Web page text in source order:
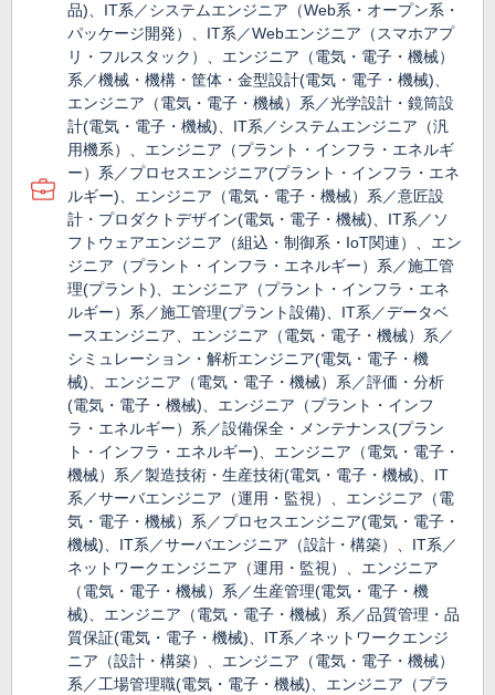
品)、IT系／システムエンジニア（Web系・オープン系・
パッケージ開発）、IT系／Webエンジニア（スマホアプ
リ・フルスタック）、エンジニア（電気・電子・機械）
系／機械・機構・筐体・金型設計(電気・電子・機械)、
エンジニア（電気・電子・機械）系／光学設計・鏡筒設
計(電気・電子・機械)、IT系／システムエンジニア（汎
用機系）、エンジニア（プラント・インフラ・エネルギ
ー）系／プロセスエンジニア(プラント・インフラ・エネ
ルギー)、エンジニア（電気・電子・機械）系／意匠設
計・プロダクトデザイン(電気・電子・機械)、IT系／ソ
フトウェアエンジニア（組込・制御系・IoT関連）、エン
ジニア（プラント・インフラ・エネルギー）系／施工管
理(プラント)、エンジニア（プラント・インフラ・エネ
ルギー）系／施工管理(プラント設備)、IT系／データベ
ースエンジニア、エンジニア（電気・電子・機械）系／
シミュレーション・解析エンジニア(電気・電子・機
械)、エンジニア（電気・電子・機械）系／評価・分析
(電気・電子・機械)、エンジニア（プラント・インフ
ラ・エネルギー）系／設備保全・メンテナンス(プラン
ト・インフラ・エネルギー)、エンジニア（電気・電子・
機械）系／製造技術・生産技術(電気・電子・機械)、IT
系／サーバエンジニア（運用・監視）、エンジニア（電
気・電子・機械）系／プロセスエンジニア(電気・電子・
機械)、IT系／サーバエンジニア（設計・構築）、IT系／
ネットワークエンジニア（運用・監視）、エンジニア
（電気・電子・機械）系／生産管理(電気・電子・機
械)、エンジニア（電気・電子・機械）系／品質管理・品
質保証(電気・電子・機械)、IT系／ネットワークエンジ
ニア（設計・構築）、エンジニア（電気・電子・機械）
系／工場管理職(電気・電子・機械)、エンジニア（プラ